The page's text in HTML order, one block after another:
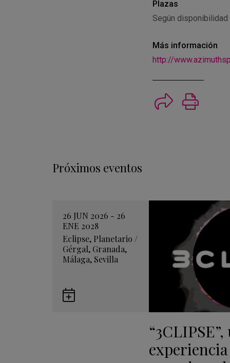
Plazas
Según disponibilidad
Más información
http://
Próximos eventos
26 JUN 2026 - 26
ENE 2028
Eclipse, Planetario /
Gérgal, Granada,
Málaga, Sevilla